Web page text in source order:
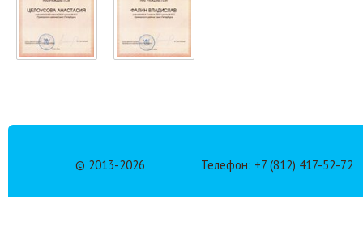
© 2013-2026 Телефон: +7 (812) 417-52-72